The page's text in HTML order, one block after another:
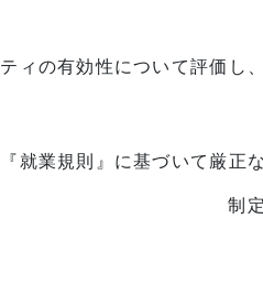
の有効性について評価し
業規則』に基づいて厳正
制